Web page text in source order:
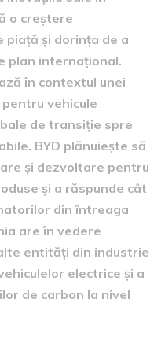
o creștere
piață și dorința de a
plan internațional.
în contextul unei
vehicule
de transiție spre
BYD plănuiește să
și dezvoltare pentru
și a răspunde cât
din întreaga
are în vedere
entități din industrie
electrice și a
de carbon la nivel